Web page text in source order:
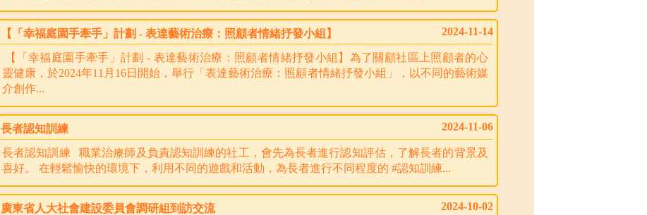
【「幸福庭園手牽手」計劃 - 表達藝術治療：照顧者情緒抒發小組】 2024-11-14
【「幸福庭園手牽手」計劃 - 表達藝術治療：照顧者情緒抒發小組】為了關顧社區上照顧者的心
靈健康，於2024年11月16日開始，舉行「表達藝術治療：照顧者情緒抒發小組」，以不同的藝術媒
介創作...
長者認知訓練 2024-11-06
長者認知訓練 職業治療師及負責認知訓練的社工，會先為長者進行認知評估，了解長者的背景及
喜好。 在輕鬆愉快的環境下，利用不同的遊戲和活動，為長者進行不同程度的 #認知訓練...
廣東省人大社會建設委員會調研組到訪交流 2024-10-02